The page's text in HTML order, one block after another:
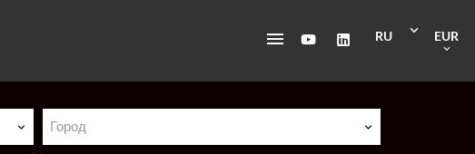
RU EUR
Город